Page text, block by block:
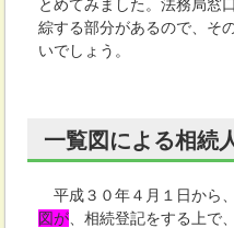
とめてみました。法務局窓
綜する部分があるので、そ
いでしょう。
一覧図による相続
平成３０年４月１日から
図が 、相続登記をする上で